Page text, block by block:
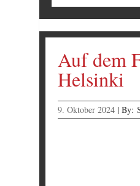
Auf dem
Helsinki
9. Oktober 2024 | By: